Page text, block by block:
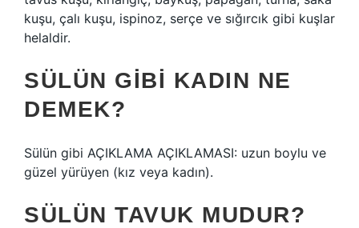
kuşu, çalı kuşu, ispinoz, serçe ve sığırcık gibi kuşlar
helaldir.
SÜLÜN GIBI KADIN NE
DEMEK?
Sülün gibi AÇIKLAMA AÇIKLAMASI: uzun boylu ve
güzel yürüyen (kız veya kadın).
SÜLÜN TAVUK MUDUR?